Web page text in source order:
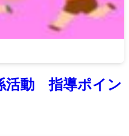
活動 指導ポイン